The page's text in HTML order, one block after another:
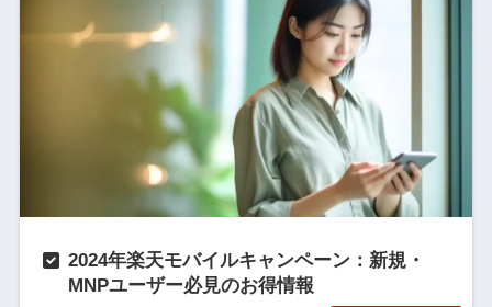
2024年楽天モバイルキャンペーン：新規・
MNPユーザー必見のお得情報